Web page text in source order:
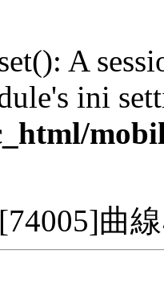
A
ini
[74005]曲